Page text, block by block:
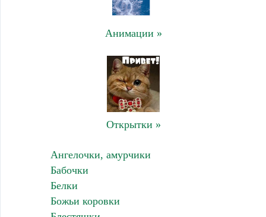
Анимации »
Открытки »
Ангелочки, амурчики
Бабочки
Белки
Божьи коровки